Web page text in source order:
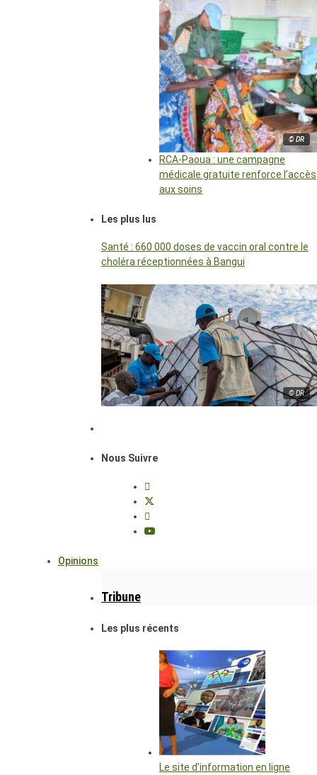
© DR
RCA-Paoua : une campagne
médicale gratuite renforce l’accès
aux soins
Les plus lus
Santé : 660 000 doses de vaccin oral contre le
choléra réceptionnées à Bangui
© DR
Nous Suivre
Opinions
Tribune
Les plus récents
Le site d’information en ligne